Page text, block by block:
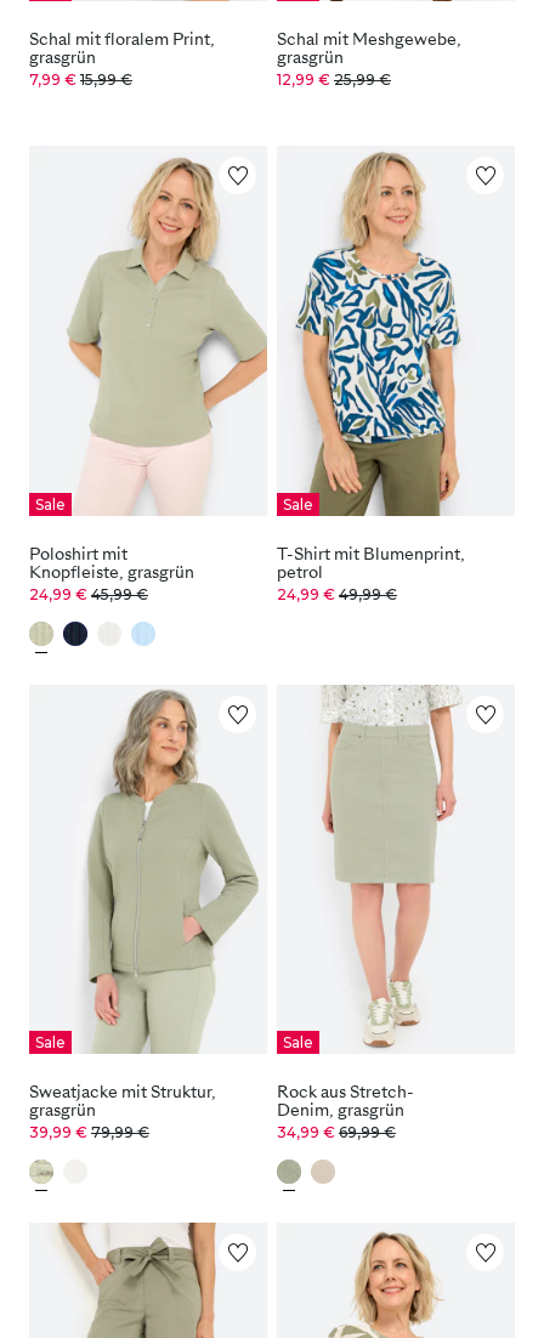
Schal mit floralem Print,
grasgrün
7,99 € 15,99 €
Schal mit Meshgewebe,
grasgrün
12,99 € 25,99 €
Sale
Poloshirt mit
Knopfleiste, grasgrün
24,99 € 45,99 €
Sale
T-Shirt mit Blumenprint,
petrol
24,99 € 49,99 €
Sale
Sweatjacke mit Struktur,
grasgrün
39,99 € 79,99 €
Sale
Rock aus Stretch-
Denim, grasgrün
34,99 € 69,99 €